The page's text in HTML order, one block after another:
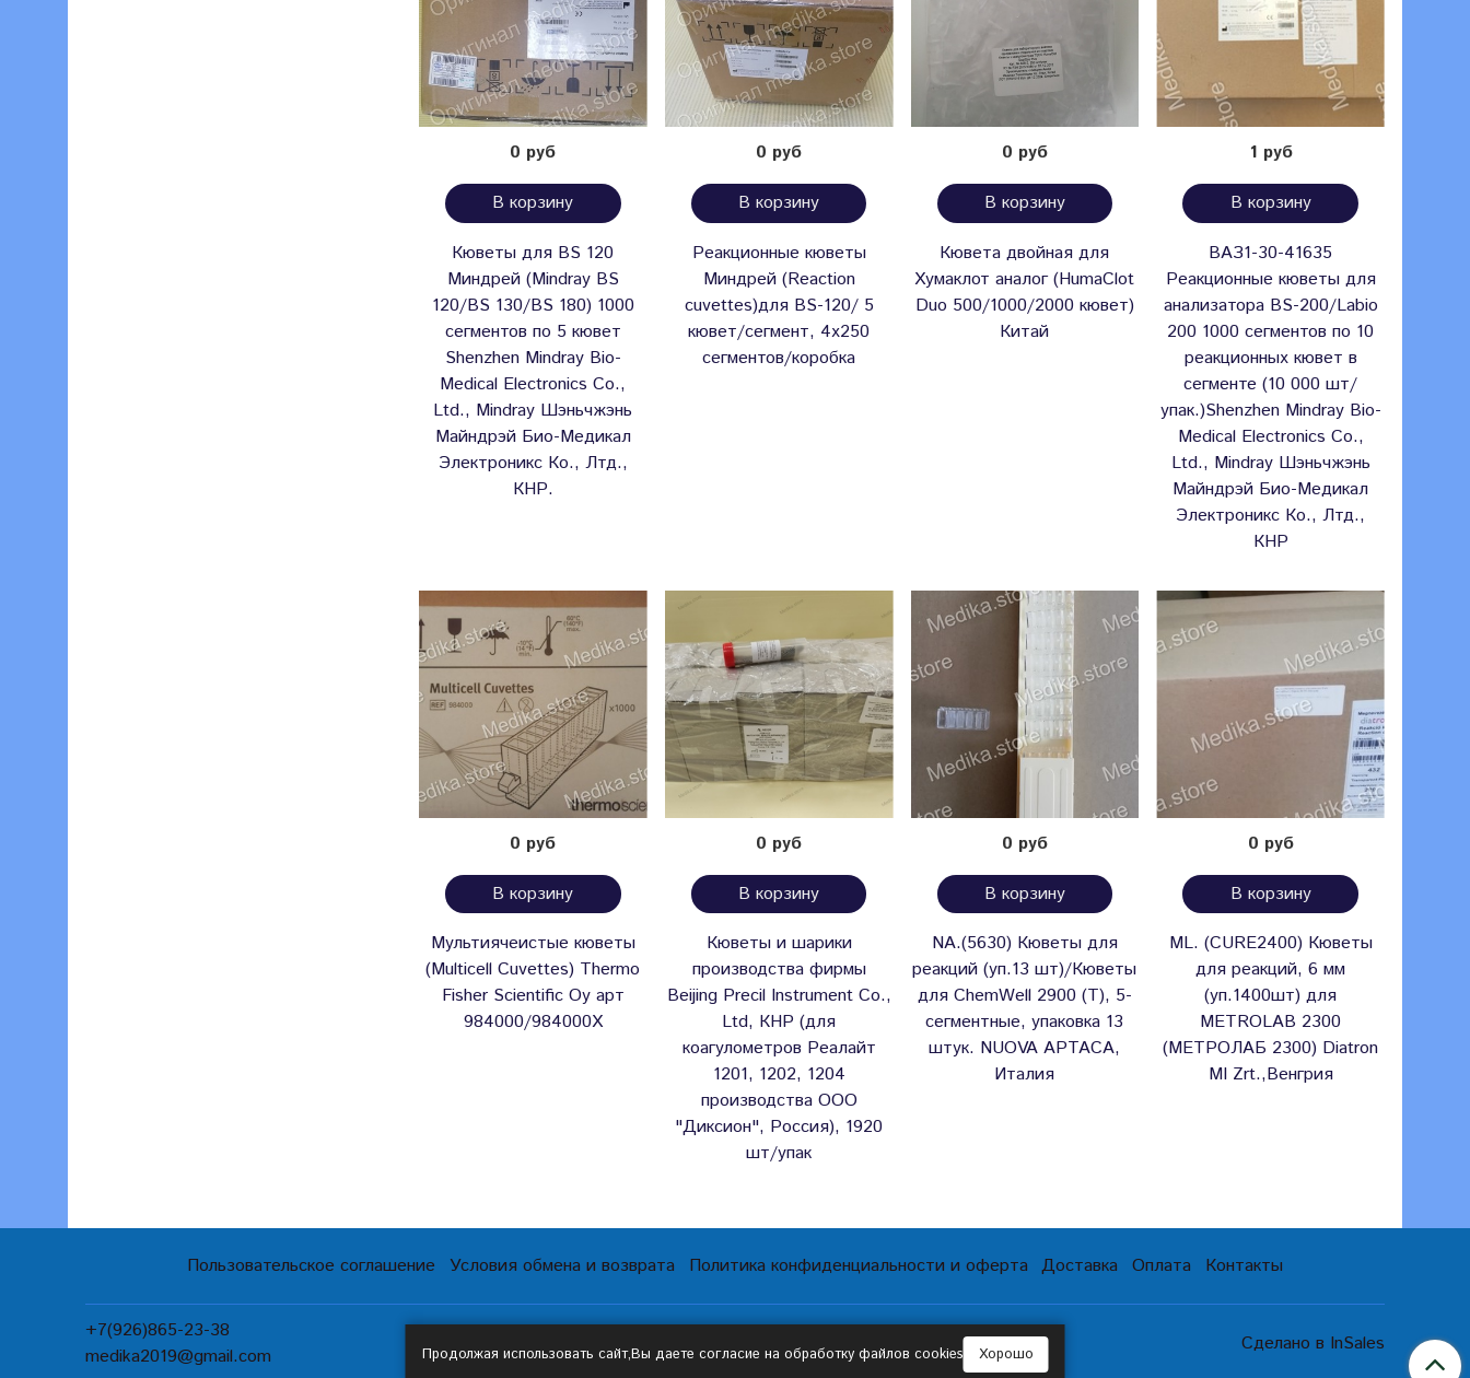
0 руб
В корзину
Кюветы для BS 120
Миндрей (Mindray BS
120/BS 130/BS 180) 1000
сегментов по 5 кювет
Shenzhen Mindray Bio-
Medical Electronics Co.,
Ltd., Mindray Шэньчжэнь
Майндрэй Био-Медикал
Электроникс Ко., Лтд.,
КНР.
0 руб
В корзину
Реакционные кюветы
Миндрей (Reaction
cuvettes)для BS-120/ 5
кювет/сегмент, 4х250
сегментов/коробка
0 руб
В корзину
Кювета двойная для
Хумаклот аналог (HumaClot
Duo 500/1000/2000 кювет)
Китай
1 руб
В корзину
ВАЗ1-30-41635
Реакционные кюветы для
анализатора BS-200/Labio
200 1000 сегментов по 10
реакционных кювет в
сегменте (10 000 шт/
упак.)Shenzhen Mindray Bio-
Medical Electronics Co.,
Ltd., Mindray Шэньчжэнь
Майндрэй Био-Медикал
Электроникс Ко., Лтд.,
КНР
0 руб
В корзину
Мультиячеистые кюветы
(Multicell Cuvettes) Thermo
Fisher Scientific Oy арт
984000/984000Х
0 руб
В корзину
Кюветы и шарики
производства фирмы
Beijing Precil Instrument Co.,
Ltd, КНР (для
коагулометров Реалайт
1201, 1202, 1204
производства ООО
"Диксион", Россия), 1920
шт/упак
0 руб
В корзину
NA.(5630) Кюветы для
реакций (уп.13 шт)/Кюветы
для ChemWell 2900 (T), 5-
сегментные, упаковка 13
штук. NUOVA APTACA,
Италия
0 руб
В корзину
ML. (CURE2400) Кюветы
для реакций, 6 мм
(уп.1400шт) для
METROLAB 2300
(МЕТРОЛАБ 2300) Diatron
MI Zrt.,Венгрия
Пользовательское соглашение Условия обмена и возврата Политика конфиденциальности и оферта Доставка Оплата Контакты
+7(926)865-23-38
medika2019@gmail.com
Сделано в InSales
Продолжая использовать сайт,Вы даете согласие на обработку файлов cookies Хорошо